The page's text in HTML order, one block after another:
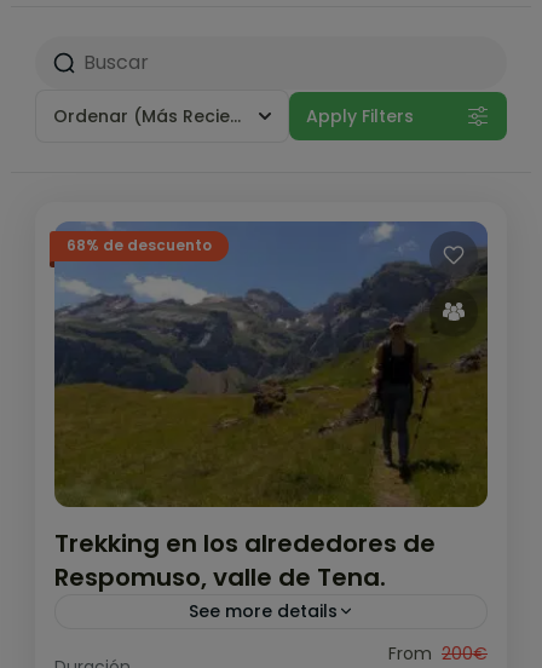
Ordenar (Más Reciente) Apply Filters
68% de descuento
Trekking en los alrededores de
Respomuso, valle de Tena.
See more details
Descubre uno de los rincones másFrom 200€